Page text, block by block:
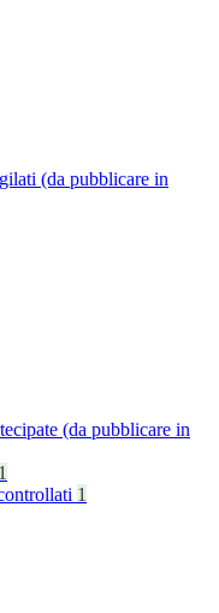
(da pubblicare in
(da pubblicare in
1
1